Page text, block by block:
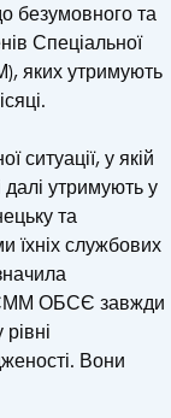
безумовного та
Спеціальної
яких утримують
ситуації, у якій
утримують у
та
їхніх службових
ОБСЄ завжди
Вони